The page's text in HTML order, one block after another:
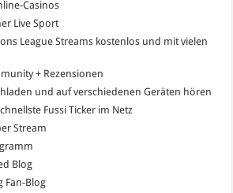
Casinos
Live Sport
League Streams kostenlos und mit vielen
+ Rezensionen
und auf verschiedenen Geräten hören
Fussi Ticker im Netz
Stream
Blog
Fan-Blog